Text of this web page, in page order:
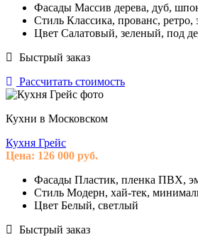
Фасады Массив дерева, дуб,
Стиль Классика, прованс, ретро,
Цвет Салатовый, зеленый, под
Быстрый заказ
Рассчитать стоимость
Кухни в Московском
Кухня Грейс
Цена: 126 000 руб.
Фасады Пластик, пленка ПВХ,
Стиль Модерн, хай-тек,
Цвет Белый, светлый
Быстрый заказ